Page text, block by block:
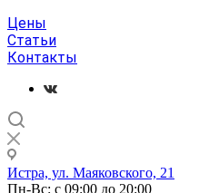
Цены
Статьи
Контакты
Истра, ул. Маяковского, 21
Пн-Вс: с 09:00 до 20:00